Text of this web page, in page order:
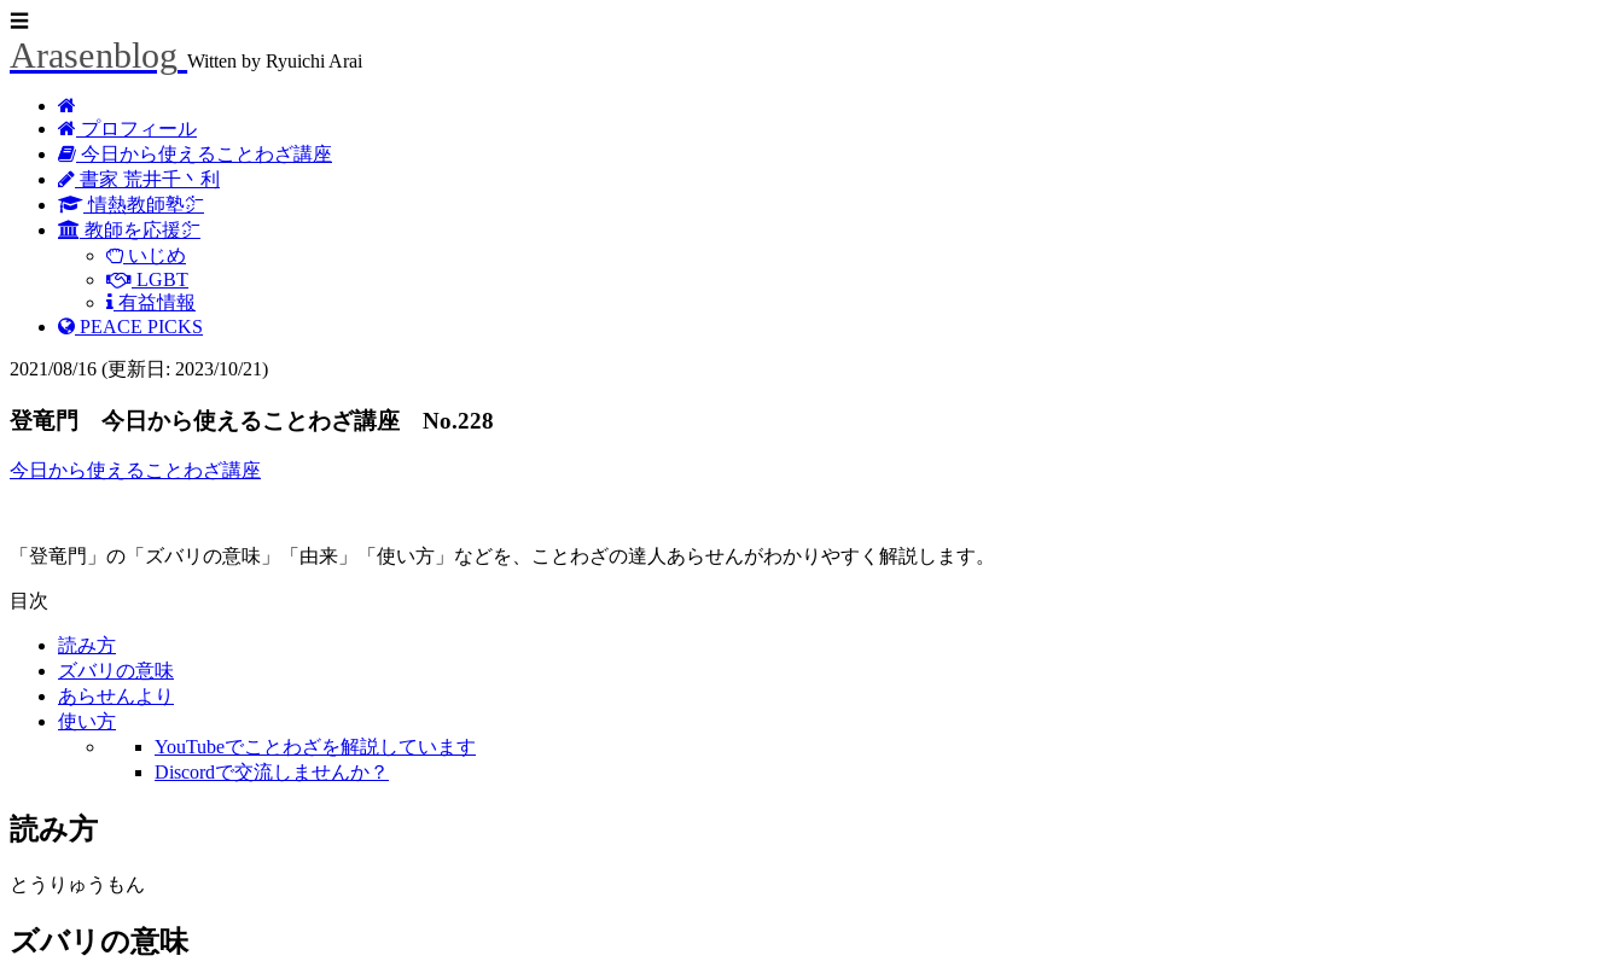
☰
Arasenblog Witten by Ryuichi Arai
プロフィール
今日から使えることわざ講座
書家 荒井千丶利
情熱教師塾㌻
教師を応援㌻
いじめ
LGBT
有益情報
PEACE PICKS
2021/08/16 (更新日: 2023/10/21)
登竜門 今日から使えることわざ講座 No.228
今日から使えることわざ講座
「登竜門」の「ズバリの意味」「由来」「使い方」などを、ことわざの達人あらせんがわかりやすく解説します。
目次
読み方
ズバリの意味
あらせんより
使い方
YouTubeでことわざを解説しています
Discordで交流しませんか？
読み方
とうりゅうもん
ズバリの意味